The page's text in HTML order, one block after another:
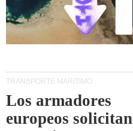
TRANSPORTE MARÍTIMO
Los armadores
europeos solicitan